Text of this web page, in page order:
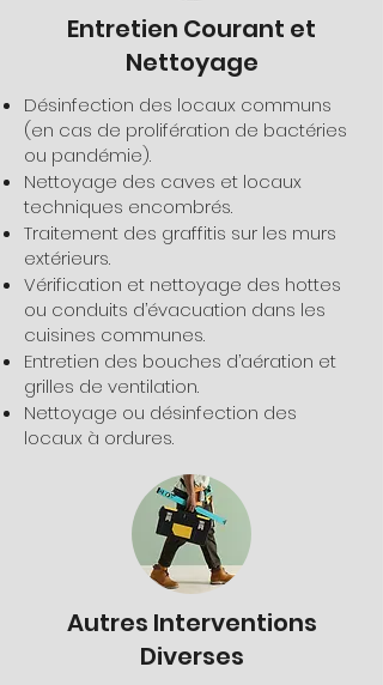
Entretien Courant et
Nettoyage
Désinfection des locaux communs
(en cas de prolifération de bactéries
ou pandémie).
Nettoyage des caves et locaux
techniques encombrés.
Traitement des graffitis sur les murs
extérieurs.
Vérification et nettoyage des hottes
ou conduits d’évacuation dans les
cuisines communes.
Entretien des bouches d’aération et
grilles de ventilation.
Nettoyage ou désinfection des
locaux à ordures.
Autres Interventions
Diverses